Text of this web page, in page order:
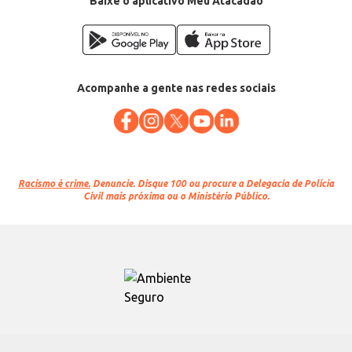
Acompanhe a gente nas redes sociais
Racismo é crime. Denuncie. Disque 100 ou procure a Delegacia de Polícia
Civil mais próxima ou o Ministério Público.